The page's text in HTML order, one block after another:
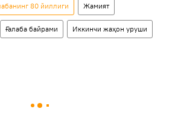
80 йиллиги Жамият
Ғалаба байрами Иккинчи жаҳон уруши